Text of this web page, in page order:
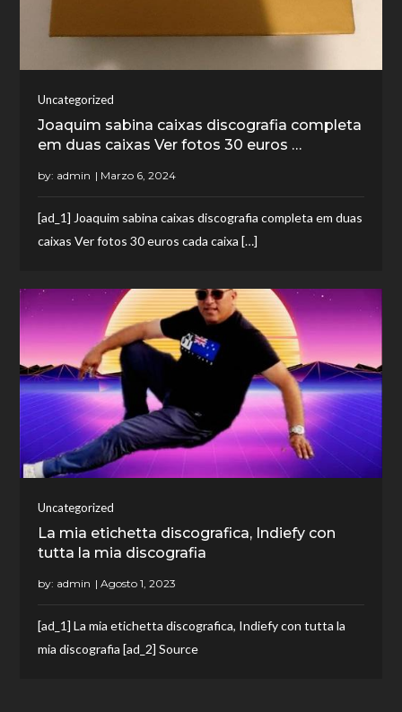
Uncategorized
Joaquim sabina caixas discografia completa
em duas caixas Ver fotos 30 euros …
by: admin
[ad_1] Joaquim sabina caixas discografia completa em duas
caixas Ver fotos 30 euros cada caixa […]
Uncategorized
La mia etichetta discografica, Indiefy con
tutta la mia discografia
by: admin
[ad_1] La mia etichetta discografica, Indiefy con tutta la
mia discografia [ad_2] Source